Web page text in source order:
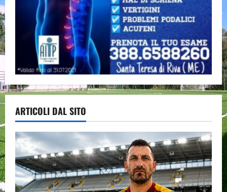
ARTICOLI DAL SITO